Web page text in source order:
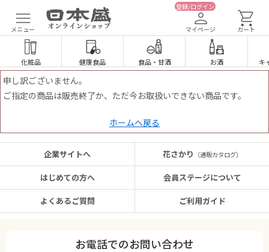
メニュー
登録/ログイン
マイページ カート
化粧品 健康食品 食品・ 甘酒 お酒 キ
申し訳ございません。
ご指定の商品は販売終了か、ただ今お取扱いできない商品です。
ホームへ戻る
企業サイトへ
はじめての方へ
よくあるご質問
花さかり （通販カタログ）
会員ステージについて
ご利用ガイド
お電話でのお問い合わせ